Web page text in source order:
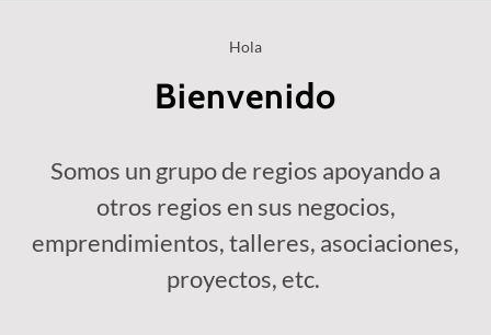
Hola
Bienvenido
Somos un grupo de regios apoyando a
otros regios en sus negocios,
emprendimientos, talleres, asociaciones,
proyectos, etc.